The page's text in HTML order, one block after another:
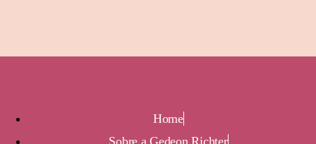
Home
Sobre a Gedeon Richter